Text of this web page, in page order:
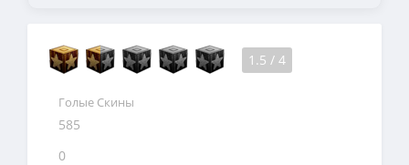
1.5 / 4
Голые Скины
585
0